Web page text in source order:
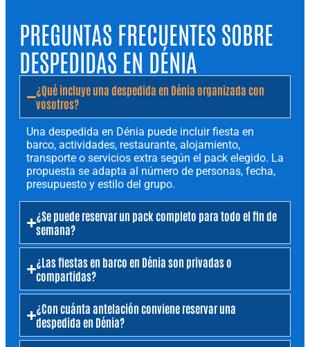
PREGUNTAS FRECUENTES SOBRE
DESPEDIDAS EN DÉNIA
¿Qué incluye una despedida en Dénia organizada con
vosotros?
Una despedida en Dénia puede incluir fiesta en
barco, actividades, restaurante, alojamiento,
transporte o servicios extra según el pack elegido. La
propuesta se adapta al número de personas, fecha,
presupuesto y estilo del grupo.
¿Se puede reservar un pack completo para todo el fin de
semana?
¿Las fiestas en barco en Dénia son privadas o
compartidas?
¿Con cuánta antelación conviene reservar una
despedida en Dénia?